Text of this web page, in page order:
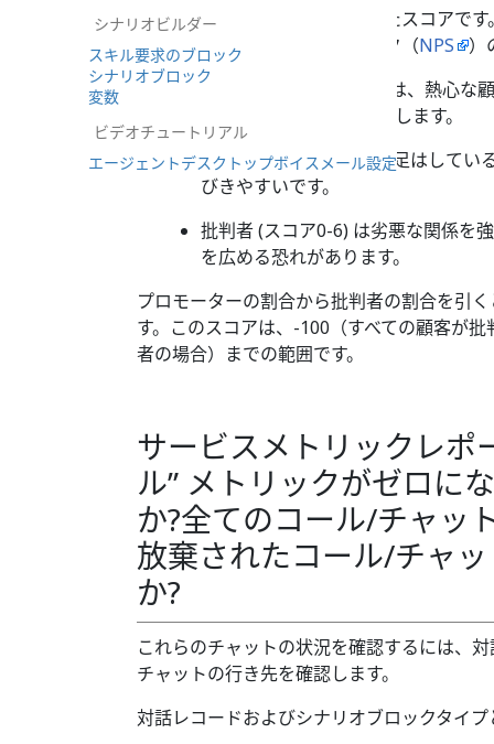
これは、批判者により付けられたスコアです
ネットプロモーターネットワーク（NPS
）
推奨者（スコア9〜10）は、熱心な
ビスを勧め、成長を促進します。
中立者 (スコア 7-8) は満足はしてい
びきやすいです。
批判者 (スコア0-6) は劣悪な関係を
を広める恐れがあります。
プロモーターの割合から批判者の割合を引
す。このスコアは、-100（すべての顧客が
者の場合）までの範囲です。
サービスメトリックレポ
ル” メトリックがゼロに
か?全てのコール/チャッ
放棄されたコール/チャ
か?
これらのチャットの状況を確認するには、
チャットの行き先を確認します。
対話レコードおよびシナリオブロックタイ
シナリオビルダー
スキル要求のブロック
シナリオブロック
変数
ビデオチュートリアル
エージェントデスクトップボイスメール設定